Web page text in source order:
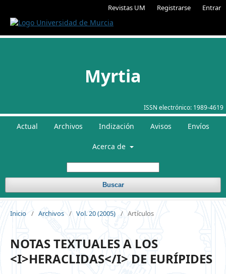
Revistas UM Registrarse Entrar
ISSN electrónico: 1989-4619
Myrtia
Actual Archivos Indización Avisos Envíos
Acerca de
Buscar
Inicio / Archivos / Vol. 20 (2005) / Artículos
NOTAS TEXTUALES A LOS
<I>HERACLIDAS</I> DE EURÍPIDES